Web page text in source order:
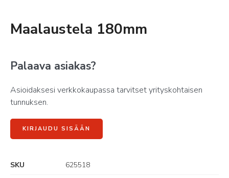
Maalaustela 180mm
Palaava asiakas?
Asioidaksesi verkkokaupassa tarvitset yrityskohtaisen
tunnuksen.
KIRJAUDU SISÄÄN
SKU
625518